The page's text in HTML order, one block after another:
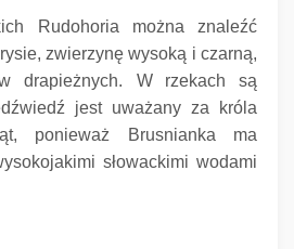
Rudohoria można znaleźć
zwierzynę wysoką i czarną,
drapieżnych.
W rzekach są
jest uważany za króla
ponieważ Brusnianka ma
słowackimi wodami